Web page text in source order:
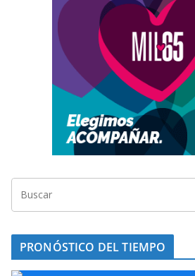
PRONÓSTICO DEL TIEMPO